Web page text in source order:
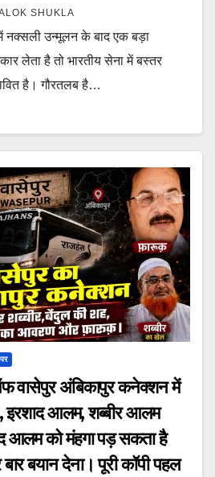
SHUKLA
नक्सली उन्मूलन के बाद एक बड़ा
लेता है तो भारतीय सेना में बस्तर
है। गौरतलब है…
वासेपुर अंबिकापुर कनेक्शन में
इरशाद आलम, शब्बीर आलम
आलम को मंहगा पड़ सकता है
बयान देना। पूरी कॉपी पहल